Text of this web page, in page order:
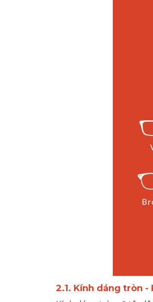
2.1. Kính dáng tròn